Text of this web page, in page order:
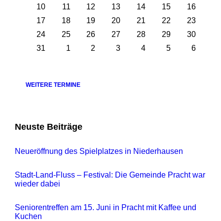
10
11 12 13 14 15
16
17
18 19 20 21 22
23
24
25 26 27 28 29
30
31
1 2 3 4 5
6
days
WEITERE TERMINE
Neuste Beiträge
Neueröffnung des Spielplatzes in Niederhausen
Stadt-Land-Fluss – Festival: Die Gemeinde Pracht war
wieder dabei
Seniorentreffen am 15. Juni in Pracht mit Kaffee und
Kuchen